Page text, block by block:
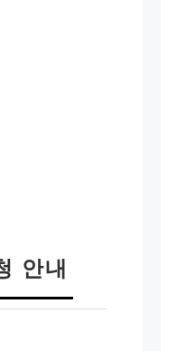
안내